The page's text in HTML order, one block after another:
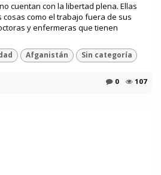
cuentan con la libertad plena. Ellas
como el trabajo fuera de sus
y enfermeras que tienen
Afganistán Sin categoría
0 107